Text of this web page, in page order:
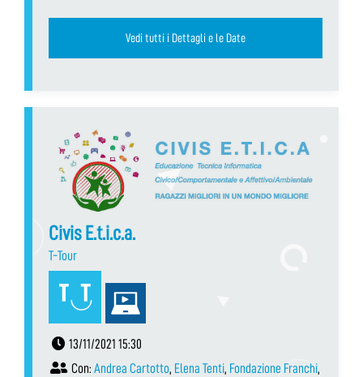
Vedi tutti i Dettagli e le Date
Civis E.t.i.c.a.
T-Tour
13/11/2021 15:30
Con: Andrea Cartotto, Elena Tenti, Fondazione Franchi,